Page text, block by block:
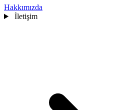
Hakkımızda
İletişim